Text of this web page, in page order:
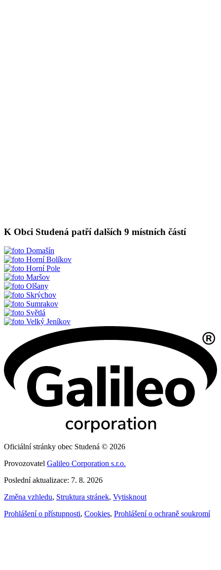
K Obci Studená patří dalších 9 místních částí
Domašín
Horní Bolíkov
Horní Pole
Maršov
Olšany
Skrýchov
Sumrakov
Světlá
Velký Jeníkov
Oficiální stránky obec Studená © 2026
Provozovatel Galileo Corporation s.r.o.
Poslední aktualizace: 7. 8. 2026
Změna vzhledu, Struktura stránek, Vytisknout
Prohlášení o přístupnosti, Cookies, Prohlášení o ochraně soukromí